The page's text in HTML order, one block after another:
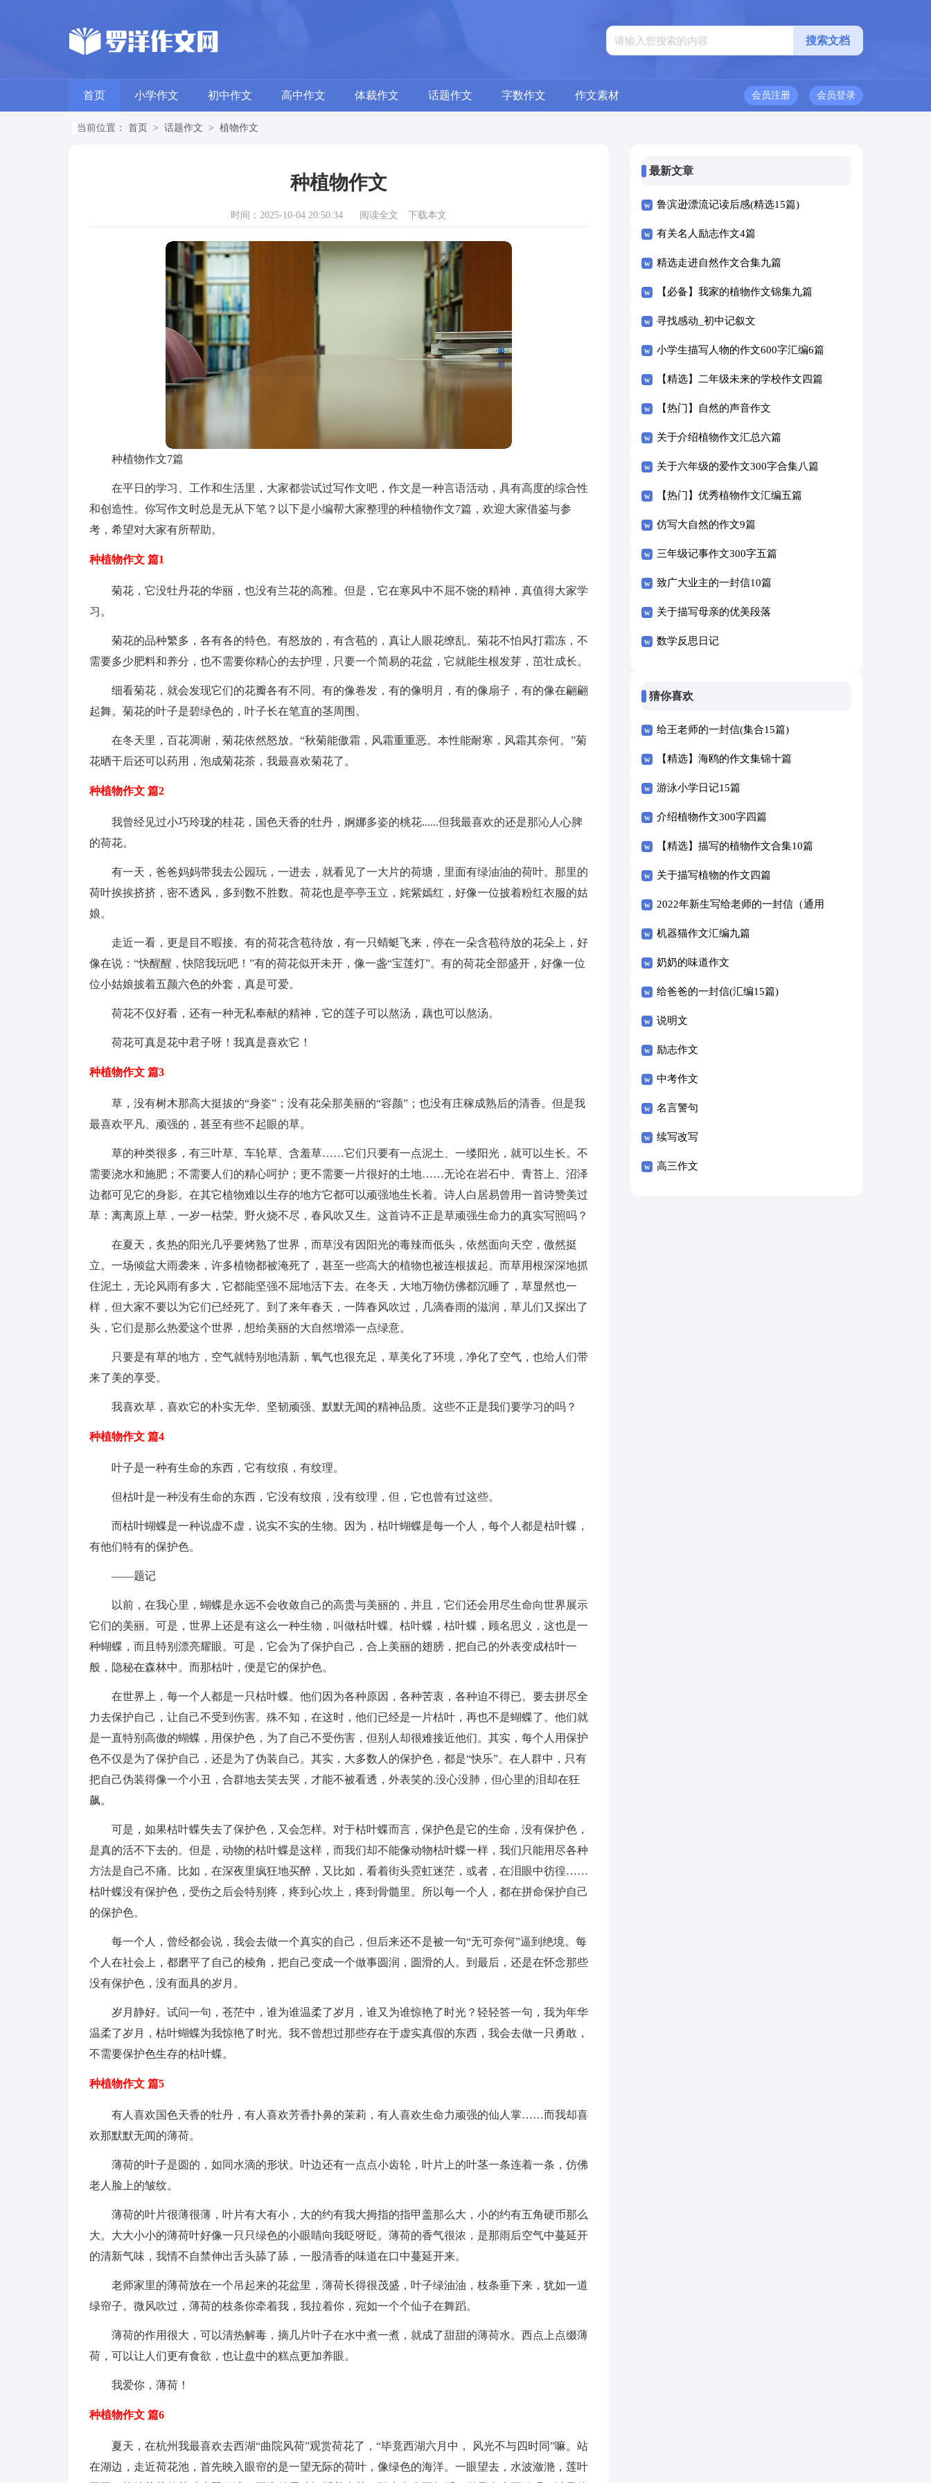
首页 小学作文 初中作文 高中作文 体裁作文 话题作文 字数作文 作文素材 会员登录
会员注册
当前位置： 首页 > 话题作文 > 植物作文
种植物作文
时间：2025-10-04 20:50:34 阅读全文 下载本文
种植物作文7篇
在平日的学习、工作和生活里，大家都尝试过写作文吧，作文是一种言语活动，具有高度的综合性
和创造性。你写作文时总是无从下笔？以下是小编帮大家整理的种植物作文7篇，欢迎大家借鉴与参
考，希望对大家有所帮助。
种植物作文 篇1
菊花，它没牡丹花的华丽，也没有兰花的高雅。但是，它在寒风中不屈不饶的精神，真值得大家学
习。
菊花的品种繁多，各有各的特色。有怒放的，有含苞的，真让人眼花缭乱。菊花不怕风打霜冻，不
需要多少肥料和养分，也不需要你精心的去护理，只要一个简易的花盆，它就能生根发芽，茁壮成长。
细看菊花，就会发现它们的花瓣各有不同。有的像卷发，有的像明月，有的像扇子，有的像在翩翩
起舞。菊花的叶子是碧绿色的，叶子长在笔直的茎周围。
在冬天里，百花凋谢，菊花依然怒放。“秋菊能傲霜，风霜重重恶。本性能耐寒，风霜其奈何。”菊
花晒干后还可以药用，泡成菊花茶，我最喜欢菊花了。
种植物作文 篇2
我曾经见过小巧玲珑的桂花，国色天香的牡丹，婀娜多姿的桃花......但我最喜欢的还是那沁人心脾
的荷花。
有一天，爸爸妈妈带我去公园玩，一进去，就看见了一大片的荷塘，里面有绿油油的荷叶。那里的
荷叶挨挨挤挤，密不透风，多到数不胜数。荷花也是亭亭玉立，姹紫嫣红，好像一位披着粉红衣服的姑
娘。
走近一看，更是目不暇接。有的荷花含苞待放，有一只蜻蜓飞来，停在一朵含苞待放的花朵上，好
像在说：“快醒醒，快陪我玩吧！”有的荷花似开未开，像一盏“宝莲灯”。有的荷花全部盛开，好像一位
位小姑娘披着五颜六色的外套，真是可爱。
荷花不仅好看，还有一种无私奉献的精神，它的莲子可以熬汤，藕也可以熬汤。
荷花可真是花中君子呀！我真是喜欢它！
种植物作文 篇3
草，没有树木那高大挺拔的“身姿”；没有花朵那美丽的“容颜”；也没有庄稼成熟后的清香。但是我
最喜欢平凡、顽强的，甚至有些不起眼的草。
草的种类很多，有三叶草、车轮草、含羞草……它们只要有一点泥土、一缕阳光，就可以生长。不
需要浇水和施肥；不需要人们的精心呵护；更不需要一片很好的土地……无论在岩石中、青苔上、沼泽
边都可见它的身影。在其它植物难以生存的地方它都可以顽强地生长着。诗人白居易曾用一首诗赞美过
草：离离原上草，一岁一枯荣。野火烧不尽，春风吹又生。这首诗不正是草顽强生命力的真实写照吗？
在夏天，炙热的阳光几乎要烤熟了世界，而草没有因阳光的毒辣而低头，依然面向天空，傲然挺
立。一场倾盆大雨袭来，许多植物都被淹死了，甚至一些高大的植物也被连根拔起。而草用根深深地抓
住泥土，无论风雨有多大，它都能坚强不屈地活下去。在冬天，大地万物仿佛都沉睡了，草显然也一
样，但大家不要以为它们已经死了。到了来年春天，一阵春风吹过，几滴春雨的滋润，草儿们又探出了
头，它们是那么热爱这个世界，想给美丽的大自然增添一点绿意。
只要是有草的地方，空气就特别地清新，氧气也很充足，草美化了环境，净化了空气，也给人们带
来了美的享受。
我喜欢草，喜欢它的朴实无华、坚韧顽强、默默无闻的精神品质。这些不正是我们要学习的吗？
种植物作文 篇4
叶子是一种有生命的东西，它有纹痕，有纹理。
但枯叶是一种没有生命的东西，它没有纹痕，没有纹理，但，它也曾有过这些。
而枯叶蝴蝶是一种说虚不虚，说实不实的生物。因为，枯叶蝴蝶是每一个人，每个人都是枯叶蝶，
有他们特有的保护色。
——题记
以前，在我心里，蝴蝶是永远不会收敛自己的高贵与美丽的，并且，它们还会用尽生命向世界展示
它们的美丽。可是，世界上还是有这么一种生物，叫做枯叶蝶。枯叶蝶，枯叶蝶，顾名思义，这也是一
种蝴蝶，而且特别漂亮耀眼。可是，它会为了保护自己，合上美丽的翅膀，把自己的外表变成枯叶一
般，隐秘在森林中。而那枯叶，便是它的保护色。
在世界上，每一个人都是一只枯叶蝶。他们因为各种原因，各种苦衷，各种迫不得已。要去拼尽全
力去保护自己，让自己不受到伤害。殊不知，在这时，他们已经是一片枯叶，再也不是蝴蝶了。他们就
是一直特别高傲的蝴蝶，用保护色，为了自己不受伤害，但别人却很难接近他们。其实，每个人用保护
色不仅是为了保护自己，还是为了伪装自己。其实，大多数人的保护色，都是“快乐”。在人群中，只有
把自己伪装得像一个小丑，合群地去笑去哭，才能不被看透，外表笑的.没心没肺，但心里的泪却在狂
飙。
可是，如果枯叶蝶失去了保护色，又会怎样。对于枯叶蝶而言，保护色是它的生命，没有保护色，
是真的活不下去的。但是，动物的枯叶蝶是这样，而我们却不能像动物枯叶蝶一样，我们只能用尽各种
方法是自己不痛。比如，在深夜里疯狂地买醉，又比如，看着街头霓虹迷茫，或者，在泪眼中彷徨……
枯叶蝶没有保护色，受伤之后会特别疼，疼到心坎上，疼到骨髓里。所以每一个人，都在拼命保护自己
的保护色。
每一个人，曾经都会说，我会去做一个真实的自己，但后来还不是被一句“无可奈何”逼到绝境。每
个人在社会上，都磨平了自己的棱角，把自己变成一个做事圆润，圆滑的人。到最后，还是在怀念那些
没有保护色，没有面具的岁月。
岁月静好。试问一句，苍茫中，谁为谁温柔了岁月，谁又为谁惊艳了时光？轻轻答一句，我为年华
温柔了岁月，枯叶蝴蝶为我惊艳了时光。我不曾想过那些存在于虚实真假的东西，我会去做一只勇敢，
不需要保护色生存的枯叶蝶。
种植物作文 篇5
有人喜欢国色天香的牡丹，有人喜欢芳香扑鼻的茉莉，有人喜欢生命力顽强的仙人掌……而我却喜
欢那默默无闻的薄荷。
薄荷的叶子是圆的，如同水滴的形状。叶边还有一点点小齿轮，叶片上的叶茎一条连着一条，仿佛
老人脸上的皱纹。
薄荷的叶片很薄很薄，叶片有大有小，大的约有我大拇指的指甲盖那么大，小的约有五角硬币那么
大。大大小小的薄荷叶好像一只只绿色的小眼睛向我眨呀眨。薄荷的香气很浓，是那雨后空气中蔓延开
的清新气味，我情不自禁伸出舌头舔了舔，一股清香的味道在口中蔓延开来。
老师家里的薄荷放在一个吊起来的花盆里，薄荷长得很茂盛，叶子绿油油，枝条垂下来，犹如一道
绿帘子。微风吹过，薄荷的枝条你牵着我，我拉着你，宛如一个个仙子在舞蹈。
薄荷的作用很大，可以清热解毒，摘几片叶子在水中煮一煮，就成了甜甜的薄荷水。西点上点缀薄
荷，可以让人们更有食欲，也让盘中的糕点更加养眼。
我爱你，薄荷！
种植物作文 篇6
夏天，在杭州我最喜欢去西湖“曲院风荷”观赏荷花了，“毕竟西湖六月中， 风光不与四时同”嘛。站
在湖边，走近荷花池，首先映入眼帘的是一望无际的荷叶，像绿色的海洋。一眼望去，水波潋滟，莲叶
最新文章
鲁滨逊漂流记读后感(精选15篇)
有关名人励志作文4篇
精选走进自然作文合集九篇
【必备】我家的植物作文锦集九篇
寻找感动_初中记叙文
小学生描写人物的作文600字汇编6篇
【精选】二年级未来的学校作文四篇
【热门】自然的声音作文
关于介绍植物作文汇总六篇
关于六年级的爱作文300字合集八篇
【热门】优秀植物作文汇编五篇
仿写大自然的作文9篇
三年级记事作文300字五篇
致广大业主的一封信10篇
关于描写母亲的优美段落
数学反思日记
猜你喜欢
给王老师的一封信(集合15篇)
【精选】海鸥的作文集锦十篇
游泳小学日记15篇
介绍植物作文300字四篇
【精选】描写的植物作文合集10篇
关于描写植物的作文四篇
2022年新生写给老师的一封信（通用
8篇）
机器猫作文汇编九篇
奶奶的味道作文
给爸爸的一封信(汇编15篇)
说明文
励志作文
中考作文
名言警句
续写改写
高三作文